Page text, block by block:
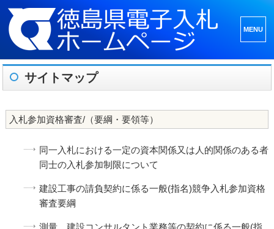
ーとウ
ィジェ
サイトマップ
入札参加資格審査/（要綱・要領等）
同一入札における一定の資本関係又は人的関係のある者
同士の入札参加制限について
建設工事の請負契約に係る一般(指名)競争入札参加資格
審査要綱
測量、建設コンサルタント業務等の契約に係る一般(指